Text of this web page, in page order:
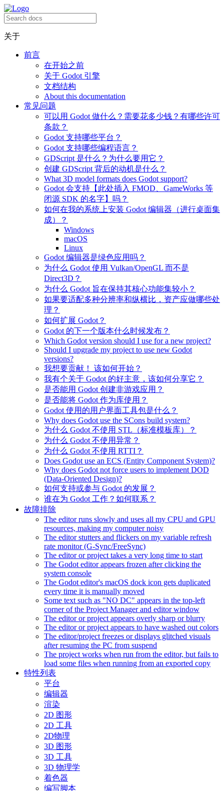
关于
前言
在开始之前
关于 Godot 引擎
文档结构
About this documentation
常见问题
可以用 Godot 做什么？需要花多少钱？有哪些许可
条款？
Godot 支持哪些平台？
Godot 支持哪些编程语言？
GDScript 是什么？为什么要用它？
创建 GDScript 背后的动机是什么？
What 3D model formats does Godot support?
Godot 会支持【此处插入 FMOD、GameWorks 等
闭源 SDK 的名字】吗？
如何在我的系统上安装 Godot 编辑器（进行桌面集
成）？
Windows
macOS
Linux
Godot 编辑器是绿色应用吗？
为什么 Godot 使用 Vulkan/OpenGL 而不是
Direct3D？
为什么 Godot 旨在保持其核心功能集较小？
如果要适配多种分辨率和纵横比，资产应做哪些处
理？
如何扩展 Godot？
Godot 的下一个版本什么时候发布？
Which Godot version should I use for a new project?
Should I upgrade my project to use new Godot
versions?
我想要贡献！ 该如何开始？
我有个关于 Godot 的好主意，该如何分享它？
是否能用 Godot 创建非游戏应用？
是否能将 Godot 作为库使用？
Godot 使用的用户界面工具包是什么？
Why does Godot use the SCons build system?
为什么 Godot 不使用 STL（标准模板库）？
为什么 Godot 不使用异常？
为什么 Godot 不使用 RTTI？
Does Godot use an ECS (Entity Component System)?
Why does Godot not force users to implement DOD
(Data-Oriented Design)?
如何支持或参与 Godot 的发展？
谁在为 Godot 工作？如何联系？
故障排除
The editor runs slowly and uses all my CPU and GPU
resources, making my computer noisy
The editor stutters and flickers on my variable refresh
rate monitor (G-Sync/FreeSync)
The editor or project takes a very long time to start
The Godot editor appears frozen after clicking the
system console
The Godot editor's macOS dock icon gets duplicated
every time it is manually moved
Some text such as "NO DC" appears in the top-left
corner of the Project Manager and editor window
The editor or project appears overly sharp or blurry
The editor or project appears to have washed out colors
The editor/project freezes or displays glitched visuals
after resuming the PC from suspend
The project works when run from the editor, but fails to
load some files when running from an exported copy
特性列表
平台
编辑器
渲染
2D 图形
2D 工具
2D物理
3D 图形
3D 工具
3D 物理学
着色器
编写脚本